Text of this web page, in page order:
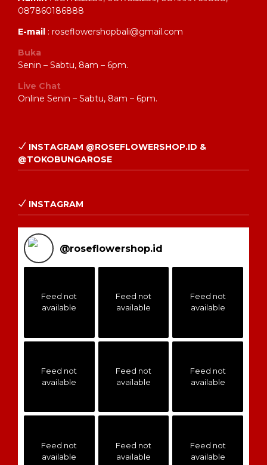
087860186888
E-mail : roseflowershopbali@gmail.com
Buka
Senin – Sabtu, 8am – 6pm.
Live Chat
Online Senin – Sabtu, 8am – 6pm.
INSTAGRAM @ROSEFLOWERSHOP.ID &
@TOKOBUNGAROSE
INSTAGRAM
@roseflowershop.id
Feed not
available
Feed not
available
Feed not
available
Feed not
available
Feed not
available
Feed not
available
Feed not
available
Feed not
available
Feed not
available